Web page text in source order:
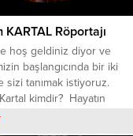
KARTAL Röportajı
hoş geldiniz diyor ve
başlangıcında bir iki
sizi tanımak istiyoruz.
kimdir? Hayatın
herkes gibi normal bir
2023 13:40